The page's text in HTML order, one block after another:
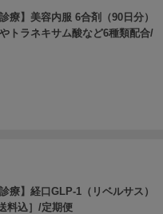
療】美容内服 6合剤（90日分）
トラネキサム酸など6種類配合/
療】経口GLP-1（リベルサス）
料込］/定期便